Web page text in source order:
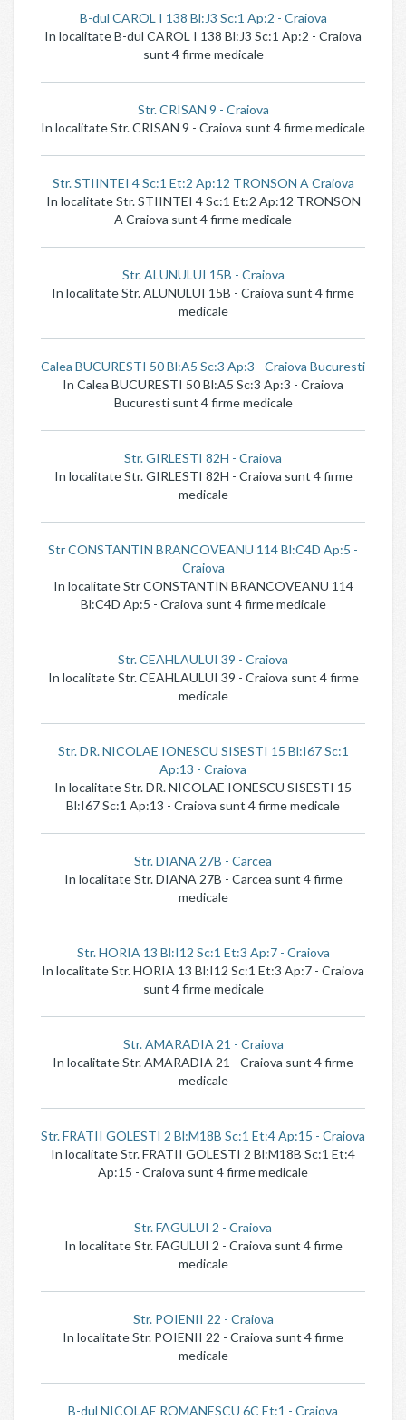
B-dul CAROL I 138 Bl:J3 Sc:1 Ap:2 - Craiova
In localitate B-dul CAROL I 138 Bl:J3 Sc:1 Ap:2 - Craiova
sunt 4 firme medicale
Str. CRISAN 9 - Craiova
In localitate Str. CRISAN 9 - Craiova sunt 4 firme medicale
Str. STIINTEI 4 Sc:1 Et:2 Ap:12 TRONSON A Craiova
In localitate Str. STIINTEI 4 Sc:1 Et:2 Ap:12 TRONSON
A Craiova sunt 4 firme medicale
Str. ALUNULUI 15B - Craiova
In localitate Str. ALUNULUI 15B - Craiova sunt 4 firme
medicale
Calea BUCURESTI 50 Bl:A5 Sc:3 Ap:3 - Craiova Bucuresti
In Calea BUCURESTI 50 Bl:A5 Sc:3 Ap:3 - Craiova
Bucuresti sunt 4 firme medicale
Str. GIRLESTI 82H - Craiova
In localitate Str. GIRLESTI 82H - Craiova sunt 4 firme
medicale
Str CONSTANTIN BRANCOVEANU 114 Bl:C4D Ap:5 -
Craiova
In localitate Str CONSTANTIN BRANCOVEANU 114
Bl:C4D Ap:5 - Craiova sunt 4 firme medicale
Str. CEAHLAULUI 39 - Craiova
In localitate Str. CEAHLAULUI 39 - Craiova sunt 4 firme
medicale
Str. DR. NICOLAE IONESCU SISESTI 15 Bl:I67 Sc:1
Ap:13 - Craiova
In localitate Str. DR. NICOLAE IONESCU SISESTI 15
Bl:I67 Sc:1 Ap:13 - Craiova sunt 4 firme medicale
Str. DIANA 27B - Carcea
In localitate Str. DIANA 27B - Carcea sunt 4 firme
medicale
Str. HORIA 13 Bl:I12 Sc:1 Et:3 Ap:7 - Craiova
In localitate Str. HORIA 13 Bl:I12 Sc:1 Et:3 Ap:7 - Craiova
sunt 4 firme medicale
Str. AMARADIA 21 - Craiova
In localitate Str. AMARADIA 21 - Craiova sunt 4 firme
medicale
Str. FRATII GOLESTI 2 Bl:M18B Sc:1 Et:4 Ap:15 - Craiova
In localitate Str. FRATII GOLESTI 2 Bl:M18B Sc:1 Et:4
Ap:15 - Craiova sunt 4 firme medicale
Str. FAGULUI 2 - Craiova
In localitate Str. FAGULUI 2 - Craiova sunt 4 firme
medicale
Str. POIENII 22 - Craiova
In localitate Str. POIENII 22 - Craiova sunt 4 firme
medicale
B-dul NICOLAE ROMANESCU 6C Et:1 - Craiova